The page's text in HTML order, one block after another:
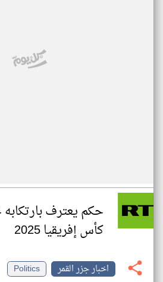
حكم يعترف
كأس إفريقيا 2025
اخبار جزر القمر
Politics